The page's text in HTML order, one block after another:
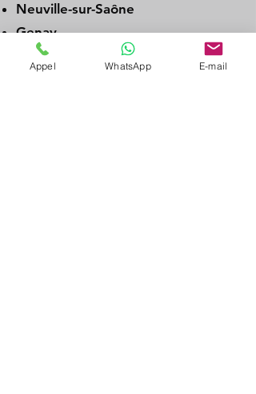
Neuville-sur-Saône
Genay
Albigny-sur-Saône
Appel WhatsApp E-mail